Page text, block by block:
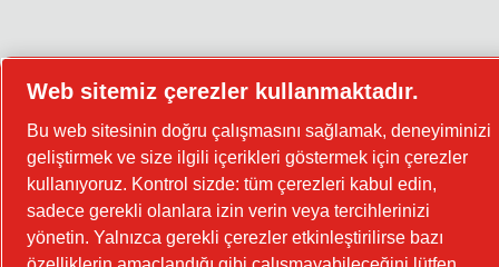
Web sitemiz çerezler kullanmaktadır.
Bu web sitesinin doğru çalışmasını sağlamak, deneyiminizi
geliştirmek ve size ilgili içerikleri göstermek için çerezler
kullanıyoruz. Kontrol sizde: tüm çerezleri kabul edin,
sadece gerekli olanlara izin verin veya tercihlerinizi
yönetin. Yalnızca gerekli çerezler etkinleştirilirse bazı